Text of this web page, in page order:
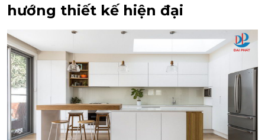
hướng thiết kế hiện đại